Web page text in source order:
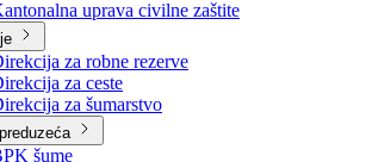
uprava za inspekcijske poslove
uprava civilne zaštite
za robne rezerve
za ceste